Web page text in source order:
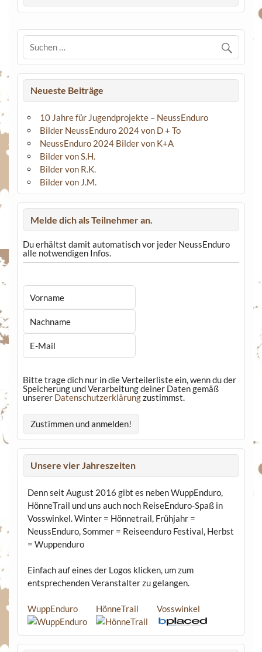
Neueste Beiträge
10 Jahre für Jugendprojekte – NeussEnduro
Bilder NeussEnduro 2024 von D + To
NeussEnduro 2024 Bilder von K+A
Bilder von S.H.
Bilder von R.K.
Bilder von J.M.
Melde dich als Teilnehmer an.
Du erhältst damit automatisch vor jeder NeussEnduro
alle notwendigen Infos.
Bitte trage dich nur in die Verteilerliste ein, wenn du der
Speicherung und Verarbeitung deiner Daten gemäß
unserer Datenschutzerklärungzustimmst.
Unsere vier Jahreszeiten
Denn seit August 2016 gibt es neben WuppEnduro,
HönneTrail und uns auch noch ReiseEnduro-Spaß in
Vosswinkel. Winter = Hönnetrail, Frühjahr =
NeussEnduro, Sommer = Reiseenduro Festival, Herbst
= Wuppenduro
Einfach auf eines der Logos klicken, um zum
entsprechenden Veranstalter zu gelangen.
WuppEnduro HönneTrail Vosswinkel